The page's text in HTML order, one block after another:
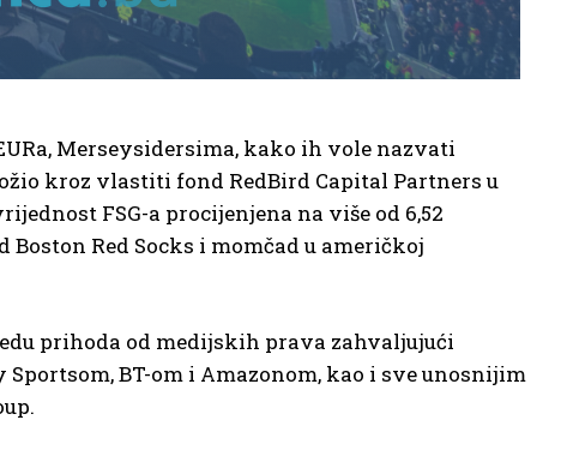
Merseysidersima, kako ih vole nazvati
kroz vlastiti fond RedBird Capital Partners u
FSG-a procijenjena na više od 6,52
Red Socks i momčad u američkoj
prihoda od medijskih prava zahvaljujući
BT-om i Amazonom, kao i sve unosnijim